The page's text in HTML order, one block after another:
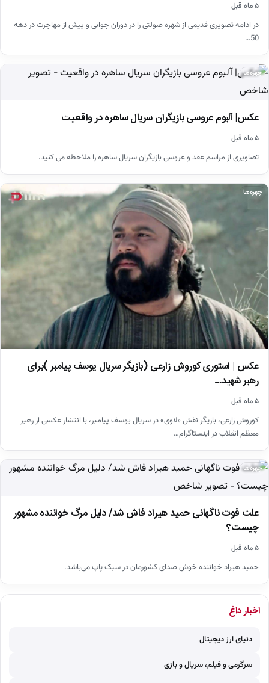
۵ ماه قبل
در ادامه تصویری قدیمی از شهره صولتی را در دوران جوانی و پیش از مهاجرت در دهه
50…
چهره‌ها
عکس| آلبوم عروسی بازیگران سریال ساهره در واقعیت
۵ ماه قبل
تصاویری از مراسم عقد و عروسی بازیگران سریال ساهره را ملاحظه می کنید.
چهره‌ها
عکس | استوری کوروش زارعی (بازیگر سریال یوسف پیامبر )برای
رهبر شهید…
۵ ماه قبل
کوروش زارعی، بازیگر نقش «لاوی» در سریال یوسف پیامبر، با انتشار عکسی از رهبر
معظم انقلاب در اینستاگرام…
چهره‌ها
علت فوت ناگهانی حمید هیراد فاش شد/ دلیل مرگ خواننده مشهور
چیست؟
۵ ماه قبل
حمید هیراد خواننده خوش صدای کشورمان در سبک پاپ می‌باشد.
اخبار داغ
دنیای ارز دیجیتال
سرگرمی و فیلم، سریال و بازی